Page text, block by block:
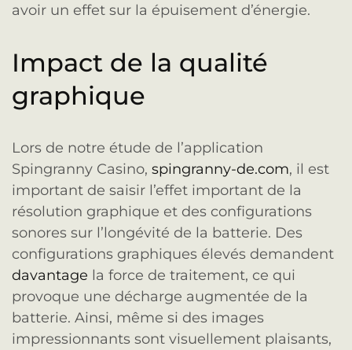
avoir un effet sur la épuisement d’énergie.
Impact de la qualité
graphique
Lors de notre étude de l’application
Spingranny Casino, spingranny-de.com, il est
important de saisir l’effet important de la
résolution graphique et des configurations
sonores sur l’longévité de la batterie. Des
configurations graphiques élevés demandent
davantage la force de traitement, ce qui
provoque une décharge augmentée de la
batterie. Ainsi, même si des images
impressionnants sont visuellement plaisants,